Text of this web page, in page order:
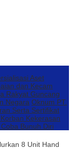
Aset
dan Kecam
Rakyat Guncang
Negara Oknum PT.
Serta Sertifikat
Kekerasan
Bunuh Diri
8 Unit Hand